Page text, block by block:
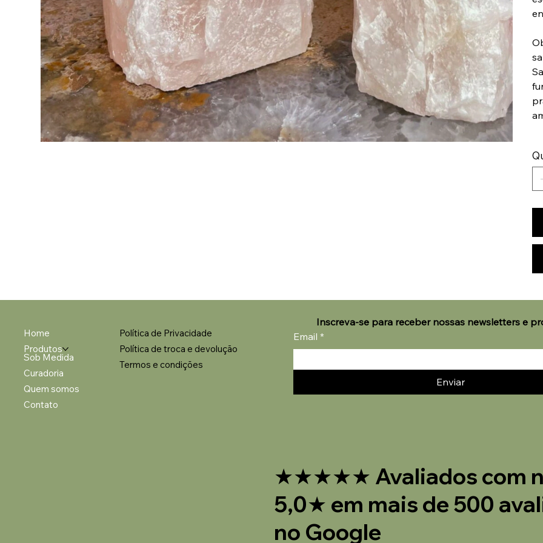
Home
Produtos
Sob Medida
Curadoria
Quem somos
Contato
Política de Privacidade
Política de troca e devolução
Termos e condições
Inscreva-se para receber nossas newsletters e
Email *
Enviar
★★★★★ Avaliados com
5,0★ em mais de 500
no Google